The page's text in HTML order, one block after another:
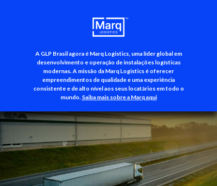
A GLP Brasil agora é Marq Logistics, uma líder global em
desenvolvimento e operação de instalações logísticas
modernas. A missão da Marq Logistics é oferecer
empreendimentos de qualidade e uma experiência
consistente e de alto nível aos seus locatários em todo o
mundo. Saiba mais sobre a Marq aqui
+55 (11) 3500-3700